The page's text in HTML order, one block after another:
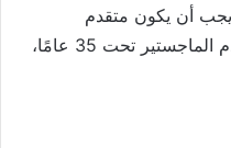
يجب أن يكون متقدم
البكالوريوس تحت 25 عامًا، ومتقدم الماجستير تحت 35 عامًا،